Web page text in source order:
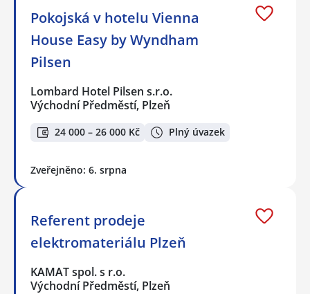
Pokojská v hotelu Vienna
House Easy by Wyndham
Pilsen
Lombard Hotel Pilsen s.r.o.
Východní Předměstí, Plzeň
24 000 – 26 000 Kč Plný úvazek
Zveřejněno: 6. srpna
Referent prodeje
elektromateriálu Plzeň
KAMAT spol. s r.o.
Východní Předměstí, Plzeň